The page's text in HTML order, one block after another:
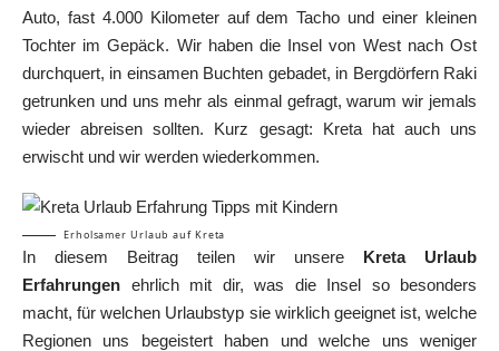
Auto, fast 4.000 Kilometer auf dem Tacho und einer kleinen
Tochter im Gepäck. Wir haben die Insel von West nach Ost
durchquert, in einsamen Buchten gebadet, in Bergdörfern Raki
getrunken und uns mehr als einmal gefragt, warum wir jemals
wieder abreisen sollten. Kurz gesagt: Kreta hat auch uns
erwischt und wir werden wiederkommen.
Erholsamer Urlaub auf Kreta
In diesem Beitrag teilen wir unsere Kreta Urlaub
Erfahrungen ehrlich mit dir, was die Insel so besonders
macht, für welchen Urlaubstyp sie wirklich geeignet ist, welche
Regionen uns begeistert haben und welche uns weniger